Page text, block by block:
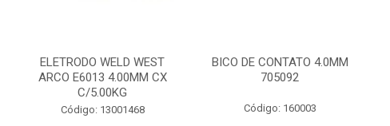
ELETRODO WELD WEST
ARCO E6013 4.00MM CX
C/5.00KG
Código: 13001468
BICO DE CONTATO 4.0MM
705092
Código: 160003